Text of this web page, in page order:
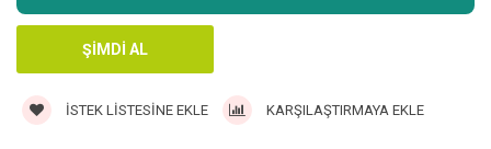
İSTEK LISTESINE EKLE KARŞILAŞTIRMAYA EKLE